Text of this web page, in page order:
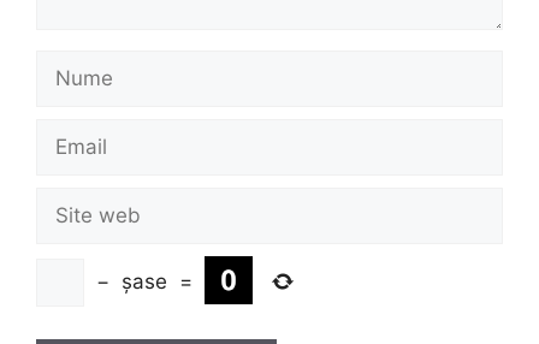
Nume
Email
Site
web
− șase =